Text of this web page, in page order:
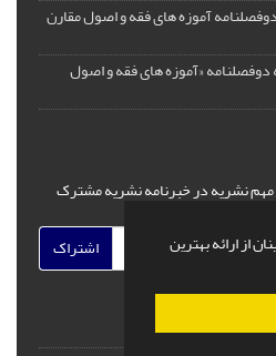
از ارائه بهترین
آموزه های فقه و اصول مقارن
«آموزه های فقه و اصول
مهم نشریه در خبرنامه نشریه مشترک
اشتراک